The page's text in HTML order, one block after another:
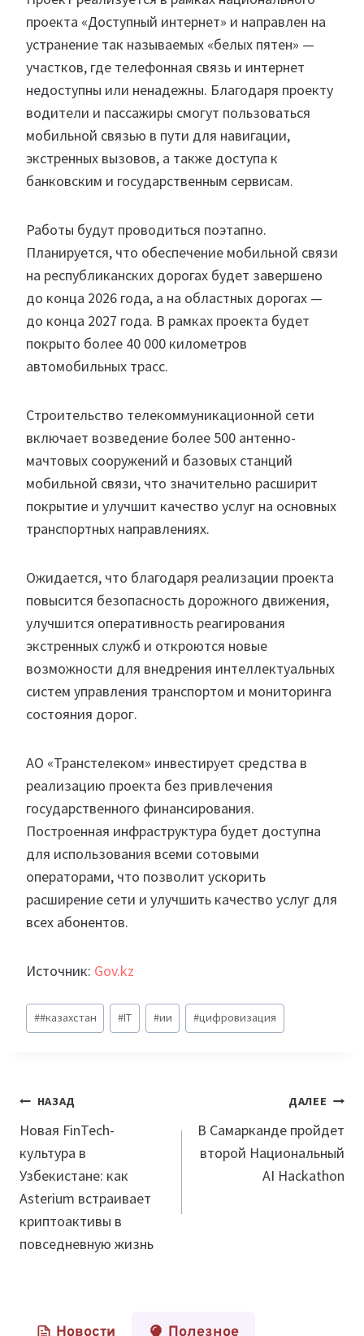
проекта «Доступный интернет» и направлен на
устранение так называемых «белых пятен» —
участков, где телефонная связь и интернет
недоступны или ненадежны. Благодаря проекту
водители и пассажиры смогут пользоваться
мобильной связью в пути для навигации,
экстренных вызовов, а также доступа к
банковским и государственным сервисам.
Работы будут проводиться поэтапно.
Планируется, что обеспечение мобильной связи
на республиканских дорогах будет завершено
до конца 2026 года, а на областных дорогах —
до конца 2027 года. В рамках проекта будет
покрыто более 40 000 километров
автомобильных трасс.
Строительство телекоммуникационной сети
включает возведение более 500 антенно-
мачтовых сооружений и базовых станций
мобильной связи, что значительно расширит
покрытие и улучшит качество услуг на основных
транспортных направлениях.
Ожидается, что благодаря реализации проекта
повысится безопасность дорожного движения,
улучшится оперативность реагирования
экстренных служб и откроются новые
возможности для внедрения интеллектуальных
систем управления транспортом и мониторинга
состояния дорог.
АО «Транстелеком» инвестирует средства в
реализацию проекта без привлечения
государственного финансирования.
Построенная инфраструктура будет доступна
для использования всеми сотовыми
операторами, что позволит ускорить
расширение сети и улучшить качество услуг для
всех абонентов.
Источник: Gov.kz
Метки
записи:
##казахстан #IT #ии #цифровизация
Навигация
по
записям
НАЗАД
Новая FinTech-
культура в
Узбекистане: как
Asterium встраивает
криптоактивы в
повседневную жизнь
ДАЛЕЕ
В Самарканде пройдет
второй Национальный
AI Hackathon